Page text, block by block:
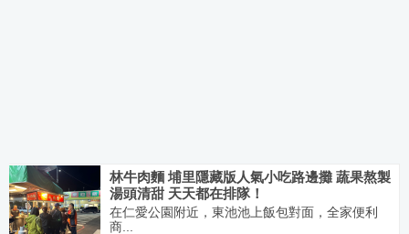
林牛肉麵 埔里隱藏版人氣小吃路邊攤 蔬果熬製
湯頭清甜 天天都在排隊！
在仁愛公園附近，東池池上飯包對面，全家便利
商...